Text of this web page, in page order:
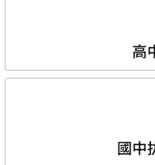
高
國中